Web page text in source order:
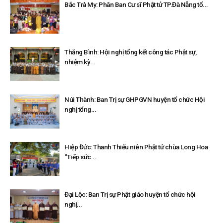
Bắc Trà My: Phân Ban Cư sĩ Phật tử TP.Đà Nẵng tổ...
Thăng Bình: Hội nghị tổng kết công tác Phật sự,
nhiệm kỳ...
Núi Thành: Ban Trị sự GHPGVN huyện tổ chức Hội
nghị tổng...
Hiệp Đức: Thanh Thiếu niên Phật tử chùa Long Hoa
“Tiếp sức...
Đại Lộc: Ban Trị sự Phật giáo huyện tổ chức hội
nghị...